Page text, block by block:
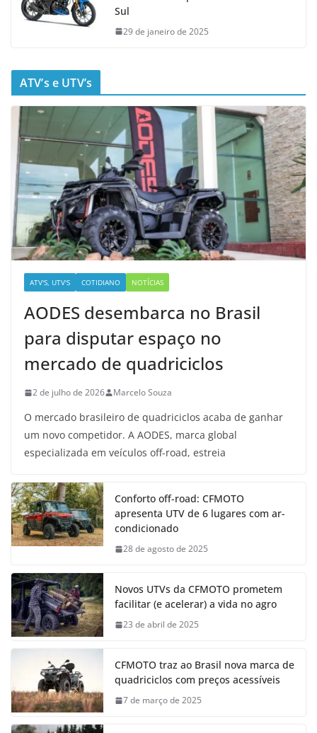
Sul
29 de janeiro de 2025
ATV’s e UTV’s
ATV'S, UTV'S COTIDIANO NOTÍCIAS
AODES desembarca no Brasil
para disputar espaço no
mercado de quadriciclos
2 de julho de 2026 Marcelo Souza
O mercado brasileiro de quadriciclos acaba de ganhar
um novo competidor. A AODES, marca global
especializada em veículos off-road, estreia
Conforto off-road: CFMOTO
apresenta UTV de 6 lugares com ar-
condicionado
28 de agosto de 2025
Novos UTVs da CFMOTO prometem
facilitar (e acelerar) a vida no agro
23 de abril de 2025
CFMOTO traz ao Brasil nova marca de
quadriciclos com preços acessíveis
7 de março de 2025